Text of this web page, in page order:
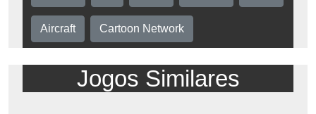
Aircraft Cartoon Network
Jogos Similares